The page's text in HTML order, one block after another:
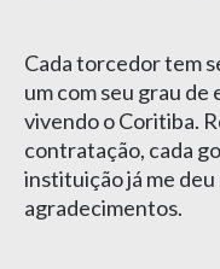
Cada torcedor tem
um com seu grau
vivendo o Coritiba.
contratação, cada
instituição já me
agradecimentos.